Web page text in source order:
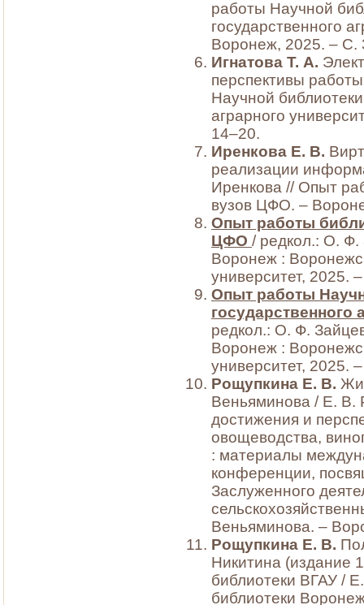
работы Научной
государственного
Воронеж, 2025. – С.
Игнатова Т. А.
перспективы
Научной
аграрного
14–20.
Иренкова Е. В.
реализации
Иренкова // Опыт
вузов ЦФО. –
Опыт работы
ЦФО / редкол.: О. Ф.
Воронеж :
университет, 2025.
Опыт работы
государственного
редкол.: О. Ф.
Воронеж :
университет, 2025.
Рощупкина Е. В.
Веньяминова / Е. В.
достижения и
овощеводства,
: материалы
конференции,
Заслуженного
Веньяминова. –
Рощупкина Е. В.
Никитина (издание
библиотеки ВГАУ /
библиотеки